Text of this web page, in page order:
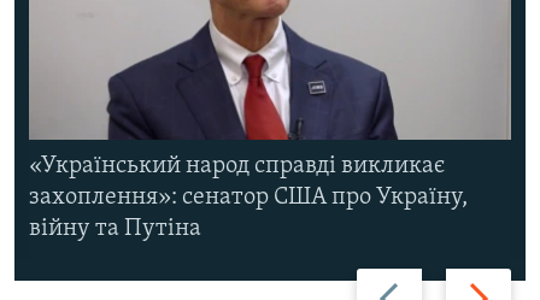
Назад Вперед
«Український народ справді викликає
захоплення»: сенатор США про Україну,
війну та Путіна